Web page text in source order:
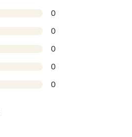
0
0
0
0
0